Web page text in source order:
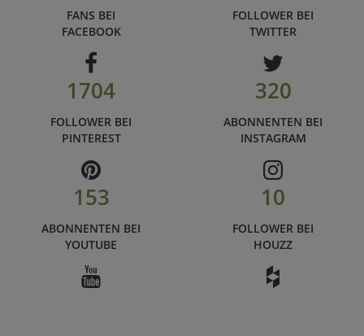
FANS BEI
FACEBOOK
FOLLOWER BEI
TWITTER
1704
FOLLOWER BEI
PINTEREST
320
ABONNENTEN BEI
INSTAGRAM
153
ABONNENTEN BEI
YOUTUBE
10
FOLLOWER BEI
HOUZZ